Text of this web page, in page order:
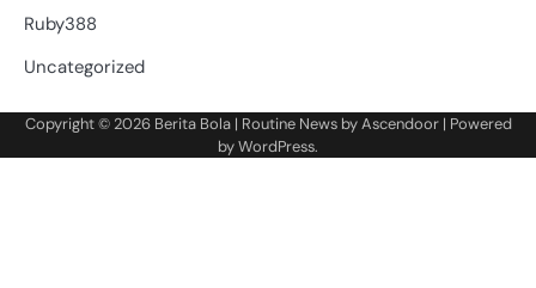
Ruby388
Uncategorized
Copyright © 2026 Berita Bola| Routine News byAscendoor| Powered
byWordPress.